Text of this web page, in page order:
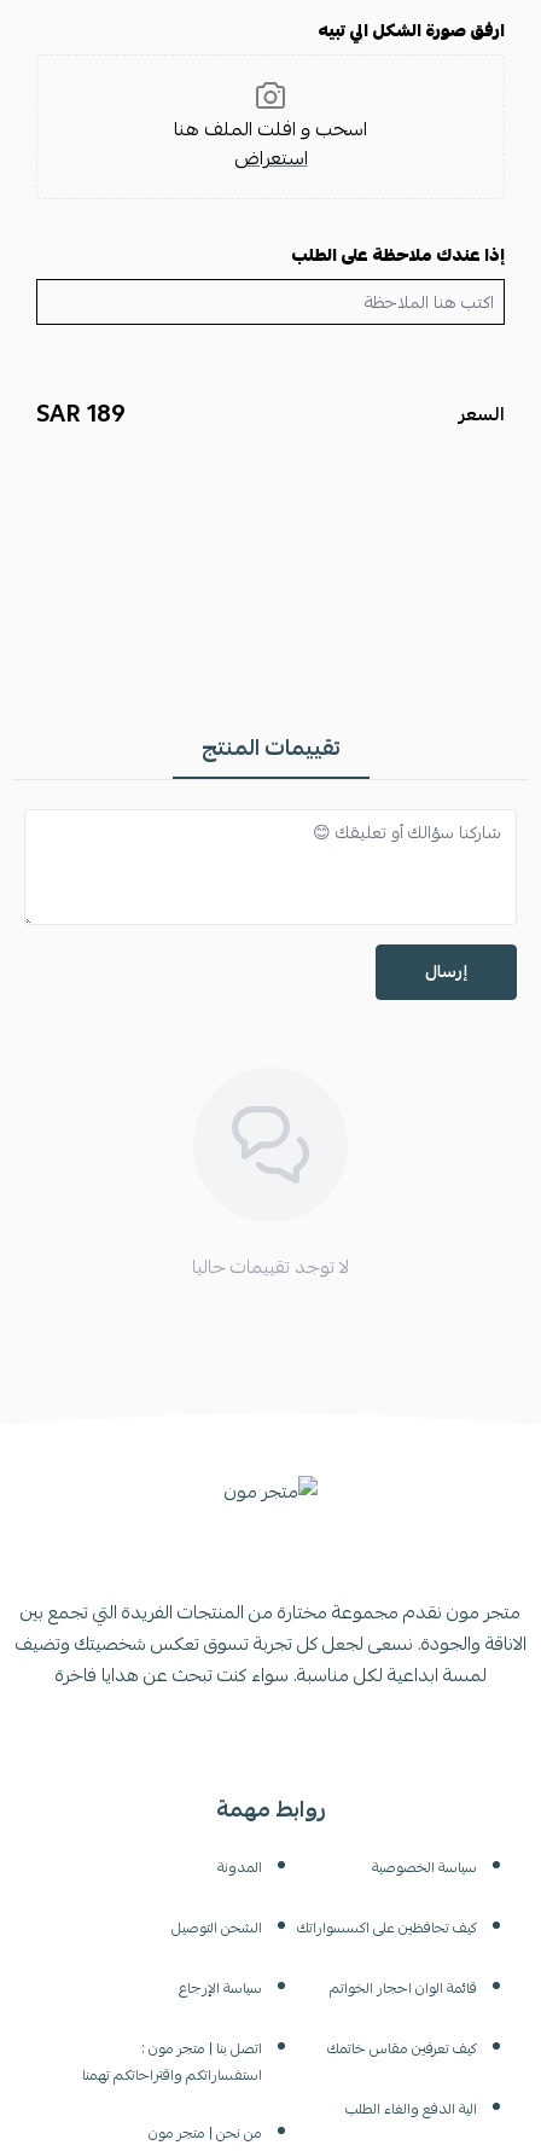
ارفق صورة الشكل الي تبيه
اسحب و افلت الملف هنا
استعراض
إذا عندك ملاحظة على الطلب
السعر 189 SAR
تقييمات المنتج
إرسال
لا توجد تقييمات حاليا
روابط مهمة
سياسة الخصوصية
كيف تحافظين على اكسسواراتك
قائمة الوان احجار الخواتم
كيف تعرفين مقاس خاتمك
الية الدفع والغاء الطلب
المدونة
الشحن التوصيل
سياسة الإرجاع
اتصل بنا | متجر مون :
استفساراتكم واقتراحاتكم تهمنا
من نحن | متجر مون
متجر مون نقدم مجموعة مختارة من المنتجات الفريدة التي تجمع بين
الاناقة والجودة. نسعى لجعل كل تجربة تسوق تعكس شخصيتك وتضيف
لمسة ابداعية لكل مناسبة. سواء كنت تبحث عن هدايا فاخرة